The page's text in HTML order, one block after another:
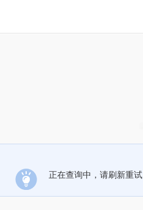
正在查询中，请刷新重试